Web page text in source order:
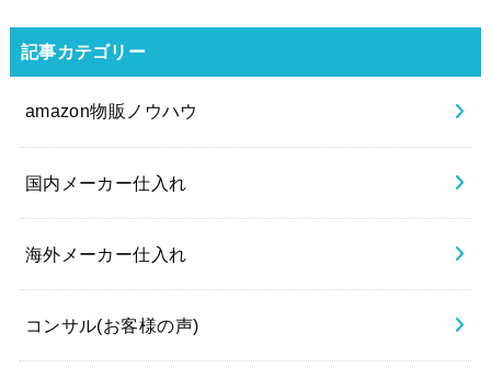
記事カテゴリー
amazon物販ノウハウ
国内メーカー仕入れ
海外メーカー仕入れ
コンサル(お客様の声)